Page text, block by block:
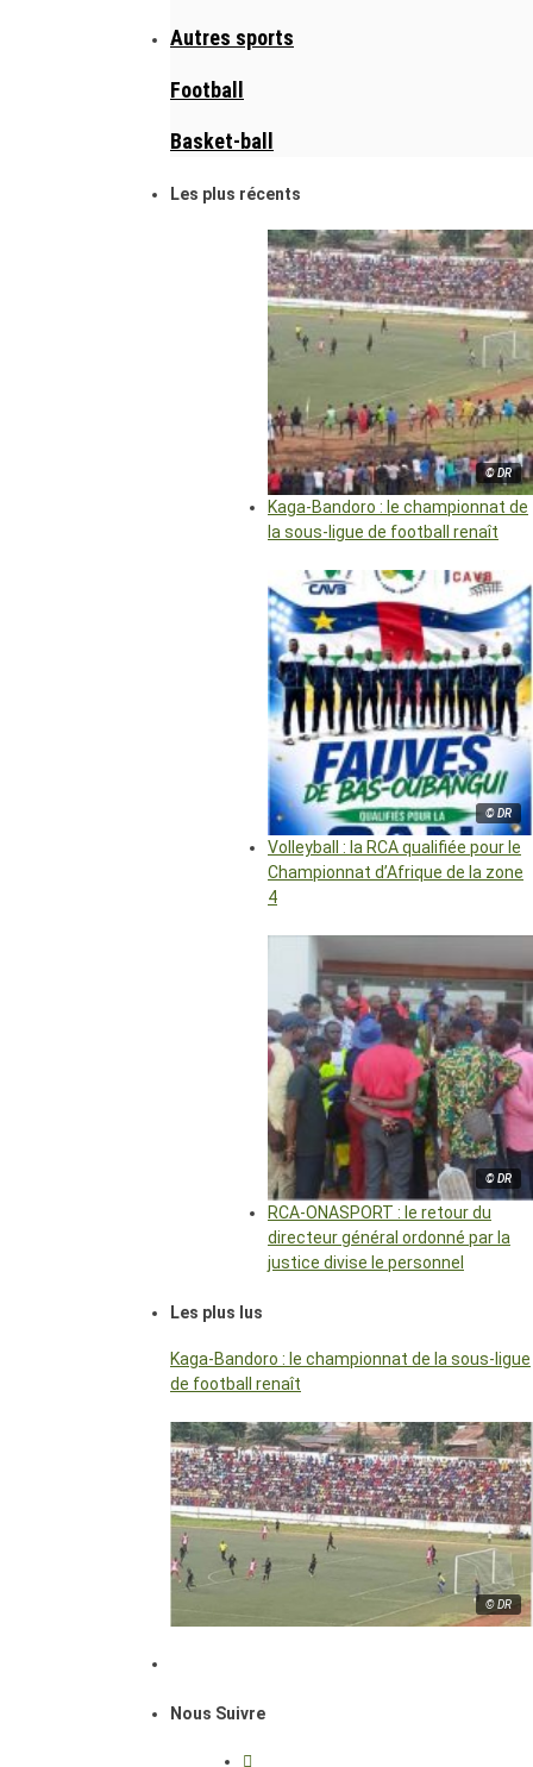
Autres sports
Football
Basket-ball
Les plus récents
© DR
Kaga-Bandoro : le championnat de
la sous-ligue de football renaît
© DR
Volleyball : la RCA qualifiée pour le
Championnat d’Afrique de la zone
4
© DR
RCA-ONASPORT : le retour du
directeur général ordonné par la
justice divise le personnel
Les plus lus
Kaga-Bandoro : le championnat de la sous-ligue
de football renaît
© DR
Nous Suivre